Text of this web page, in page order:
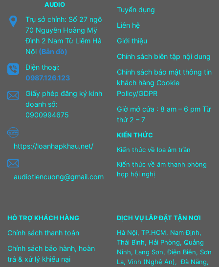
AUDIO
Trụ sở chính: Số 27 ngõ
70 Nguyễn Hoàng Mỹ
Đình 2 Nam Từ Liêm Hà
Nội (Bản đồ)
Điện thoại:
0987.126.123
Giấy phép đăng ký kinh
doanh số:
0900994675
https://loanhapkhau.net/
audiotiencuong@gmail.com
Tuyển dụng
Liên hệ
Giới thiệu
Chính sách biên tập nội dung
Chính sách bảo mật thông tin
khách hàng Cookie
Policy/GDPR
Giờ mở cửa : 8 am – 6 pm Từ
thứ 2 – 7
KIẾN THỨC
Kiến thức về loa âm trần
Kiến thức về âm thanh phòng
họp hội nghị
HỖ TRỢ KHÁCH HÀNG
Chính sách thanh toán
Chính sách bảo hành, hoàn
trả & xử lý khiếu nại
DỊCH VỤ LẮP ĐẶT TẬN NƠI
Hà Nội, TP.HCM, Nam Định,
Thái Bình, Hải Phòng, Quảng
Ninh, Lạng Sơn, Điện Biên, Sơn
La, Vinh (Nghệ An), Đà Nẵng,